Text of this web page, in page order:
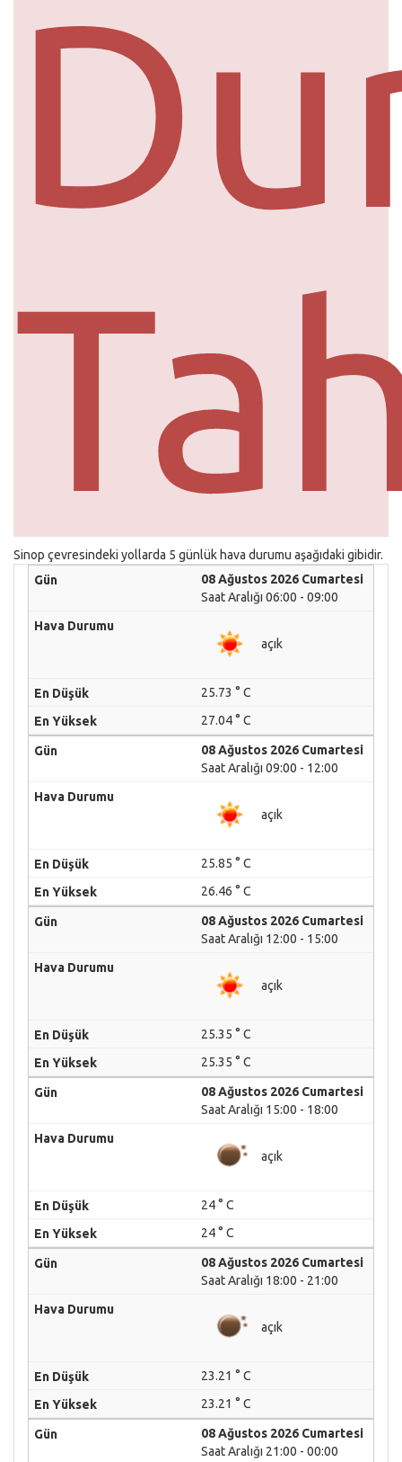
Sinop çevresindeki yollarda 5 günlük hava durumu aşağıdaki gibidir.
08 Ağustos 2026 Cumartesi
Saat Aralığı 06:00 - 09:00
açık
25.73 ° C
27.04 ° C
08 Ağustos 2026 Cumartesi
Saat Aralığı 09:00 - 12:00
açık
25.85 ° C
26.46 ° C
08 Ağustos 2026 Cumartesi
Saat Aralığı 12:00 - 15:00
açık
25.35 ° C
25.35 ° C
08 Ağustos 2026 Cumartesi
Saat Aralığı 15:00 - 18:00
açık
24 ° C
24 ° C
08 Ağustos 2026 Cumartesi
Saat Aralığı 18:00 - 21:00
açık
23.21 ° C
23.21 ° C
08 Ağustos 2026 Cumartesi
Saat Aralığı 21:00 - 00:00